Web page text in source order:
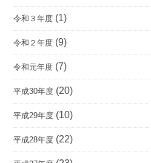
令和３年度 (1)
令和２年度 (9)
令和元年度 (7)
平成30年度 (20)
平成29年度 (10)
平成28年度 (22)